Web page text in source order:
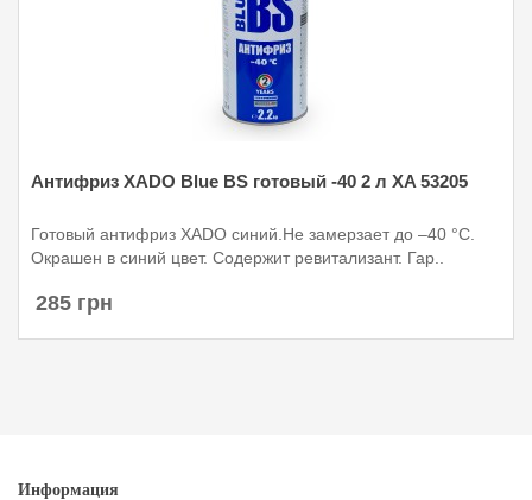
Антифриз XADO Blue BS готовый -40 2 л XA 53205
Готовый антифриз XADO синий.Не замерзает до –40 °С.
Окрашен в синий цвет. Содержит ревитализант. Гар..
285 грн
Информация